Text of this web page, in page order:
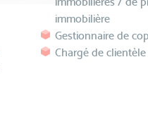
immobilière
Gestionnaire de
Chargé de